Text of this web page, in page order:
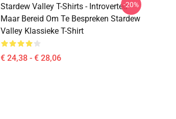
Stardew Valley T-Shirts - Introverted
Maar Bereid Om Te Bespreken Stardew
Valley Klassieke T-Shirt
€ 24,38 - € 28,06
-20%